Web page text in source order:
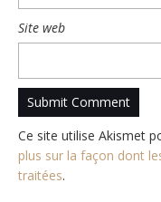
Site web
Ce site utilise Akismet
plus sur la façon dont
traitées.